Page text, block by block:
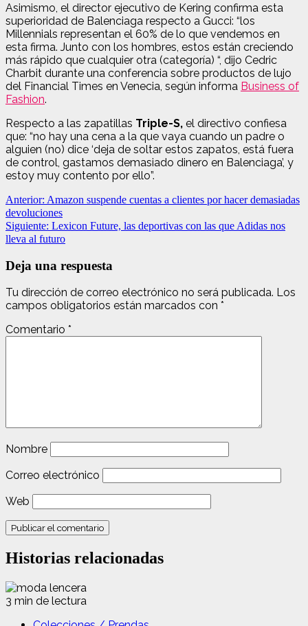
Asimismo, el director ejecutivo de Kering confirma esta
superioridad de Balenciaga respecto a Gucci: “los
Millennials representan el 60% de lo que vendemos en
esta firma. Junto con los hombres, estos están creciendo
más rápido que cualquier otra (categoría) “, dijo Cedric
Charbit durante una conferencia sobre productos de lujo
del Financial Times en Venecia, según informa Business of
Fashion.
Respecto a las zapatillas Triple-S, el directivo confiesa
que: “no hay una cena a la que vaya cuando un padre o
alguien (no) dice ‘deja de soltar estos zapatos, está fuera
de control, gastamos demasiado dinero en Balenciaga’, y
estoy muy contento por ello”.
Navegación
de
entradas
Anterior: Amazon suspende cuentas a clientes por hacer demasiadas
devoluciones
Siguiente: Lexicon Future, las deportivas con las que Adidas nos
lleva al futuro
Deja una respuesta
Tu dirección de correo electrónico no será publicada. Los
campos obligatorios están marcados con *
Comentario *
Nombre
Correo electrónico
Web
Historias relacionadas
3 min de lectura